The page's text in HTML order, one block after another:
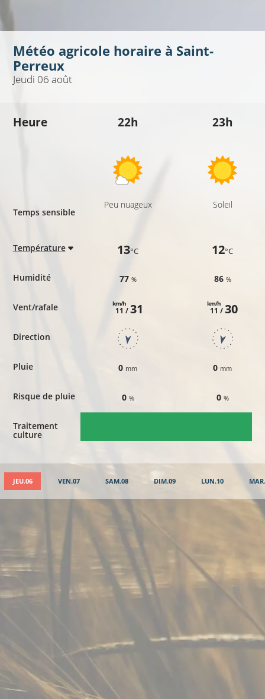
Météo agricole horaire à Saint-
Perreux
Jeudi 06 août
Heure
Temps sensible
Température
Humidité
Vent/rafale
Direction
Pluie
Risque de pluie
Traitement
culture
22h
Peu nuageux
13°C
77 %
11 /
km/h 31
0 mm
0 %
23h
Soleil
12°C
86 %
11 /
km/h 30
0 mm
0 %
JEU.06 VEN.07 SAM.08 DIM.09 LUN.10